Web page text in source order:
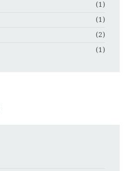
(1)
(1)
(2)
(1)